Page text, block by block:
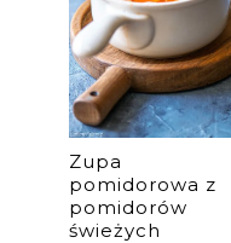
Zupa
pomidorowa z
pomidorów
świeżych